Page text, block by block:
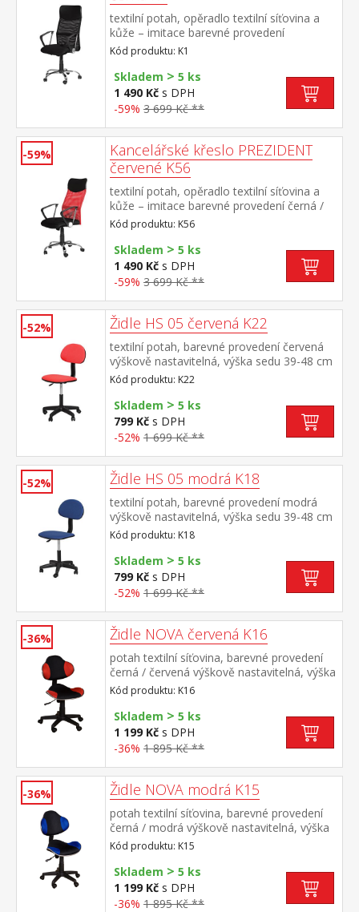
textilní potah, opěradlo textilní síťovina a
kůže – imitace barevné provedení
černá chromovaný kříž, houpací
mechanismus výška sedu 45-51
cm doporučená nosnost do 120 kg
Kód produktu: K1
Skladem > 5 ks
1 490 Kč s DPH
-59% 3 699 Kč **
-59%
Kancelářské křeslo PREZIDENT
červené K56
textilní potah, opěradlo textilní síťovina a
kůže – imitace barevné provedení černá /
červená chromovaný kříž, houpací
mechanismus výška sedu 45-51
cm doporučená nosnost do 120 kg
Kód produktu: K56
Skladem > 5 ks
1 490 Kč s DPH
-59% 3 699 Kč **
-52% Židle HS 05 červená K22
textilní potah, barevné provedení červená
výškově nastavitelná, výška sedu 39-48 cm
nastavitelná opěrka zad, výška opěrky 40
cm doporučená nosnost do 75 kg
Kód produktu: K22
Skladem > 5 ks
799 Kč s DPH
-52% 1 699 Kč **
-52% Židle HS 05 modrá K18
textilní potah, barevné provedení modrá
výškově nastavitelná, výška sedu 39-48 cm
nastavitelná opěrka zad, výška opěrky 40
cm doporučená nosnost do 75 kg
Kód produktu: K18
Skladem > 5 ks
799 Kč s DPH
-52% 1 699 Kč **
-36% Židle NOVA červená K16
potah textilní síťovina, barevné provedení
černá / červená výškově nastavitelná, výška
sedu 39-48 cm nastavitelná tuhost opěrky
zad, výška opěrky 45 cm doporučená
nosnost do 100 kg
Kód produktu: K16
Skladem > 5 ks
1 199 Kč s DPH
-36% 1 895 Kč **
-36% Židle NOVA modrá K15
potah textilní síťovina, barevné provedení
černá / modrá výškově nastavitelná, výška
sedu 39-48 cm nastavitelná tuhost opěrky
zad, výška opěrky 45 cm doporučená
nosnost do 100 kg
Kód produktu: K15
Skladem > 5 ks
1 199 Kč s DPH
-36% 1 895 Kč **